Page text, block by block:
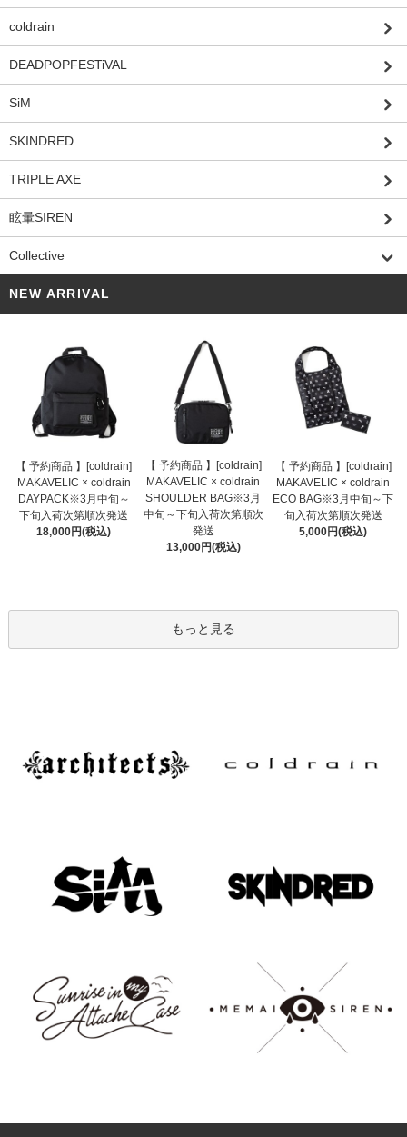
coldrain
DEADPOPFESTiVAL
SiM
SKINDRED
TRIPLE AXE
眩暈SIREN
Collective
NEW ARRIVAL
【 予約商品 】[coldrain]
MAKAVELIC × coldrain
DAYPACK※3月中旬～
下旬入荷次第順次発送
18,000円(税込)
【 予約商品 】[coldrain]
MAKAVELIC × coldrain
SHOULDER BAG※3月
中旬～下旬入荷次第順次
発送
13,000円(税込)
【 予約商品 】[coldrain]
MAKAVELIC × coldrain
ECO BAG※3月中旬～下
旬入荷次第順次発送
5,000円(税込)
もっと見る